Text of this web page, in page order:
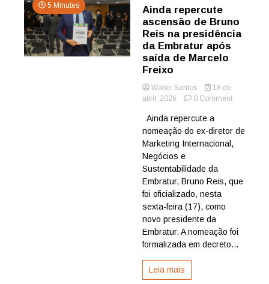
5 Minutes
Ainda repercute
ascensão de Bruno
Reis na presidência
da Embratur após
saída de Marcelo
Freixo
Walter Santos
18 de
abril, 2026
0 Commenton
ascensão
presidência
saída
Marcelo
Ainda repercute a
nomeação do ex-diretor de
Marketing Internacional,
Negócios e
Sustentabilidade da
Embratur, Bruno Reis, que
foi oficializado, nesta
sexta-feira (17), como
novo presidente da
Embratur. A nomeação foi
formalizada em decreto...
Leia mais